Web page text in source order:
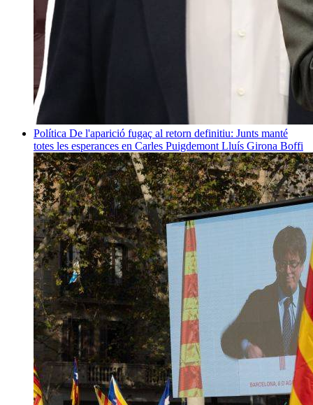
Política De l'aparició fugaç al retorn definitiu: Junts manté
totes les esperances en Carles Puigdemont Lluís Girona Boffi